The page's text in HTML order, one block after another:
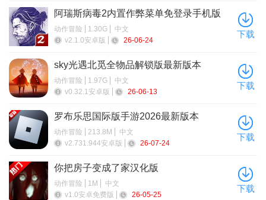
阿瑞斯病毒2内置作弊菜单免登录手机版
动作冒险 1.30G
中文
v2.1.0安卓版
26-06-24
下载
sky光遇北觅全物品解锁版最新版本
动作冒险 1.97G
中文
v0.32.1安卓版
26-06-13
下载
罗布乐思国际版手游2026最新版本
动作冒险 213.8M
中文
v2.731.944安卓版
26-07-24
下载
你把房子变成了家汉化版
(YouMakeThisHouseaHome)
动作冒险 1M
中文
v1.0安卓免费版
26-05-25
下载